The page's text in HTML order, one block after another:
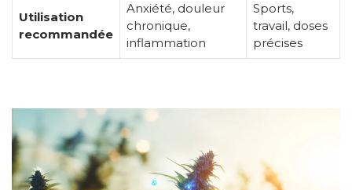
Utilisation
recommandée
Anxiété, douleur
chronique,
inflammation
Sports,
travail, doses
précises